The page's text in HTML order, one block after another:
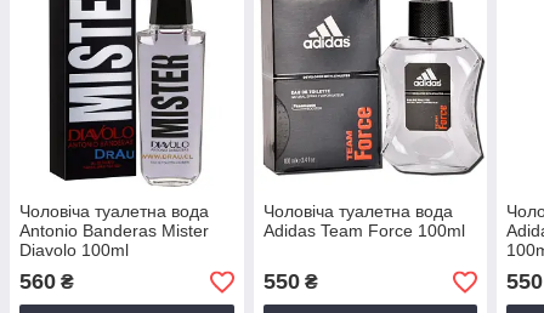
Чоловіча туалетна вода
Antonio Banderas Mister
Diavolo 100ml
560 ₴
Чоловіча туалетна вода
Adidas Team Force 100ml
550₴ 550